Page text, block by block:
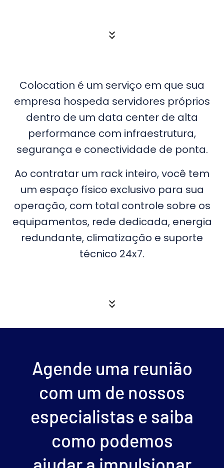
Colocation é um serviço em que sua
empresa hospeda servidores próprios
dentro de um data center de alta
performance com infraestrutura,
segurança e conectividade de ponta.
Ao contratar um rack inteiro, você tem
um espaço físico exclusivo para sua
operação, com total controle sobre os
equipamentos, rede dedicada, energia
redundante, climatização e suporte
técnico 24x7.
Agende uma reunião
com um de nossos
especialistas e saiba
como podemos